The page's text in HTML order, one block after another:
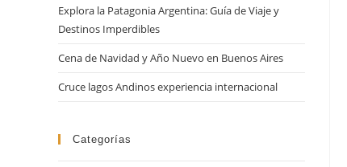
Explora la Patagonia Argentina: Guía de Viaje y
Destinos Imperdibles
Cena de Navidad y Año Nuevo en Buenos Aires
Cruce lagos Andinos experiencia internacional
Categorías